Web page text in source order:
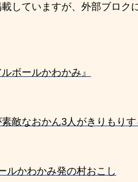
していますが、外部ブロク
ボールかわかみ』
敵なおかん3人がきりもり
ルかわかみ発の村おこし